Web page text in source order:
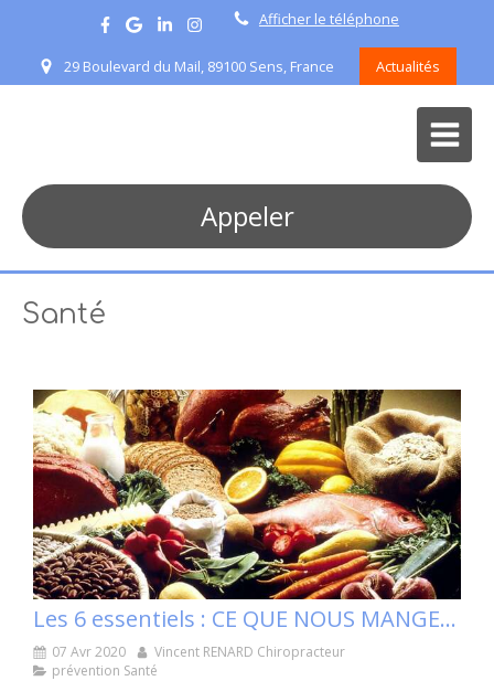
Afficher le téléphone
29 Boulevard du Mail, 89100 Sens, France Actualités
Appeler
Santé
Les 6 essentiels : CE QUE NOUS MANGEONS Partie 1
07 Avr 2020
Vincent RENARD Chiropracteur
prévention Santé